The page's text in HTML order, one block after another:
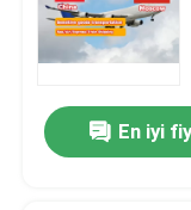
En iyi